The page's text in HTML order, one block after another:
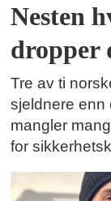
Nesten
dropper
Tre av ti
sjeldnere enn
mangler
for